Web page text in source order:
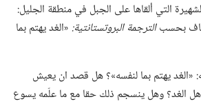
التي ألقاها على الجبل في منطقة الجليل:‏
بحسبالترجمة البروتستانتية:‏ ‏«الغد يهتم بما
«الغد يهتم بما لنفسه»؟‏ هل قصد ان يعيش
الغد؟‏ وهل ينسجم ذلك حقا مع ما علّمه يسوع